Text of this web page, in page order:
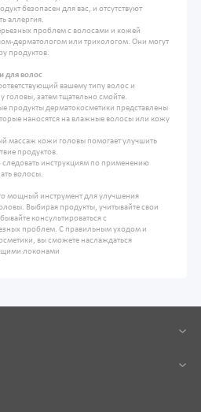
безопасен для вас, и отсутствуют
аллергия.
проблем с волосами и кожей
дерматологом или трихологом. Они могут
продуктов.
для волос
вашему типу волос и
головы, затем тщательно смойте.
продукты дерматокосметики представлены
наносятся на влажные волосы или кожу
массаж кожи головы помогает улучшить
продуктов.
инструкциям по применению
волосы.
мощный инструмент для улучшения
Выбирая продукты, учитывайте свои
консультироваться с
проблем. С правильным уходом и
вы сможете наслаждаться
локонами